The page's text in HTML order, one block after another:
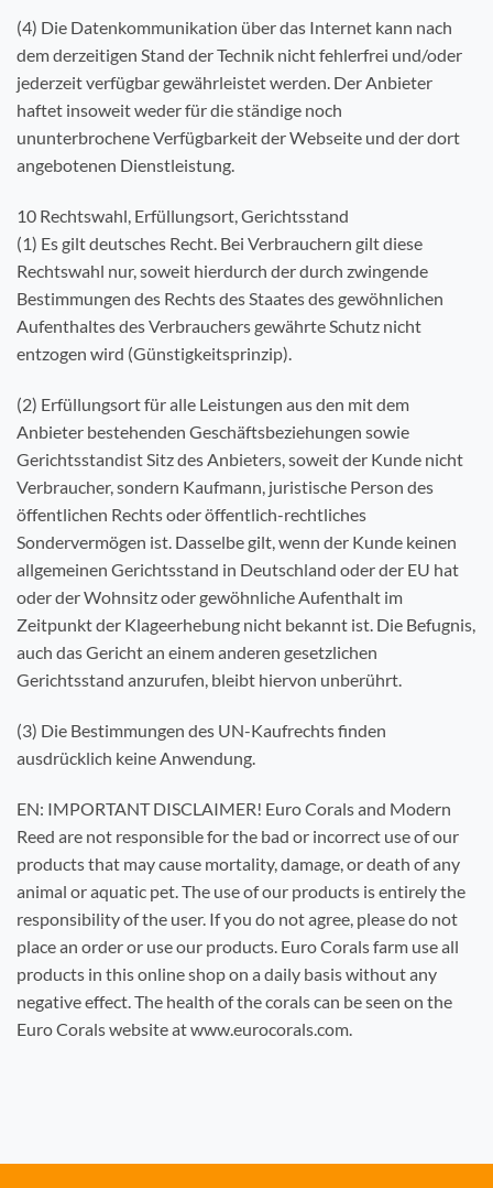
(4) Die Datenkommunikation über das Internet kann nach
dem derzeitigen Stand der Technik nicht fehlerfrei und/oder
jederzeit verfügbar gewährleistet werden. Der Anbieter
haftet insoweit weder für die ständige noch
ununterbrochene Verfügbarkeit der Webseite und der dort
angebotenen Dienstleistung.
10 Rechtswahl, Erfüllungsort, Gerichtsstand
(1) Es gilt deutsches Recht. Bei Verbrauchern gilt diese
Rechtswahl nur, soweit hierdurch der durch zwingende
Bestimmungen des Rechts des Staates des gewöhnlichen
Aufenthaltes des Verbrauchers gewährte Schutz nicht
entzogen wird (Günstigkeitsprinzip).
(2) Erfüllungsort für alle Leistungen aus den mit dem
Anbieter bestehenden Geschäftsbeziehungen sowie
Gerichtsstandist Sitz des Anbieters, soweit der Kunde nicht
Verbraucher, sondern Kaufmann, juristische Person des
öffentlichen Rechts oder öffentlich-rechtliches
Sondervermögen ist. Dasselbe gilt, wenn der Kunde keinen
allgemeinen Gerichtsstand in Deutschland oder der EU hat
oder der Wohnsitz oder gewöhnliche Aufenthalt im
Zeitpunkt der Klageerhebung nicht bekannt ist. Die Befugnis,
auch das Gericht an einem anderen gesetzlichen
Gerichtsstand anzurufen, bleibt hiervon unberührt.
(3) Die Bestimmungen des UN-Kaufrechts finden
ausdrücklich keine Anwendung.
EN: IMPORTANT DISCLAIMER! Euro Corals and Modern
Reed are not responsible for the bad or incorrect use of our
products that may cause mortality, damage, or death of any
animal or aquatic pet. The use of our products is entirely the
responsibility of the user. If you do not agree, please do not
place an order or use our products. Euro Corals farm use all
products in this online shop on a daily basis without any
negative effect. The health of the corals can be seen on the
Euro Corals website at www.eurocorals.com.